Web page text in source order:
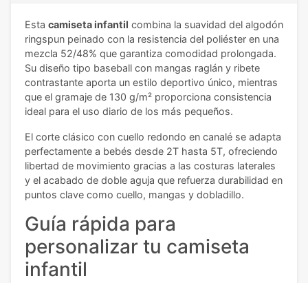
Esta camiseta infantil combina la suavidad del algodón
ringspun peinado con la resistencia del poliéster en una
mezcla 52/48% que garantiza comodidad prolongada.
Su diseño tipo baseball con mangas raglán y ribete
contrastante aporta un estilo deportivo único, mientras
que el gramaje de 130 g/m² proporciona consistencia
ideal para el uso diario de los más pequeños.
El corte clásico con cuello redondo en canalé se adapta
perfectamente a bebés desde 2T hasta 5T, ofreciendo
libertad de movimiento gracias a las costuras laterales
y el acabado de doble aguja que refuerza durabilidad en
puntos clave como cuello, mangas y dobladillo.
Guía rápida para
personalizar tu camiseta
infantil